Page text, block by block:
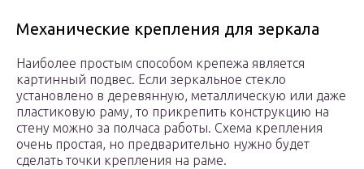
Механические крепления для зеркала
Наиболее простым способом крепежа является
картинный подвес. Если зеркальное стекло
установлено в деревянную, металлическую или даже
пластиковую раму, то прикрепить конструкцию на
стену можно за полчаса работы. Схема крепления
очень простая, но предварительно нужно будет
сделать точки крепления на раме.